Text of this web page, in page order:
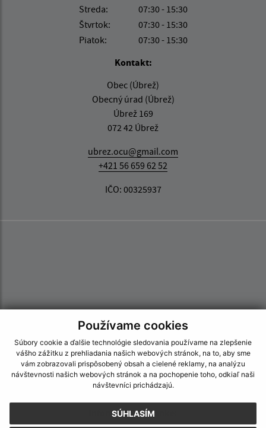
Používame cookies
Súbory cookie a ďalšie technológie sledovania používame na zlepšenie
vášho zážitku z prehliadania našich webových stránok, na to, aby sme
vám zobrazovali prispôsobený obsah a cielené reklamy, na analýzu
návštevnosti našich webových stránok a na pochopenie toho, odkiaľ naši
návštevníci prichádzajú.
SÚHLASÍM
Streda:
07:30 - 15:30
Štvrtok:
07:30 - 15:30
Piatok:
07:30 - 15:30
Kontakt:
Obec (Úbrež)
Obecný úrad (Úbrež)
Úbrež 169
072 42 Úbrež
ubrez.ocu@gmail.com
+421 56 659 62 52
IČO: 00325937
Informácie o stránke: